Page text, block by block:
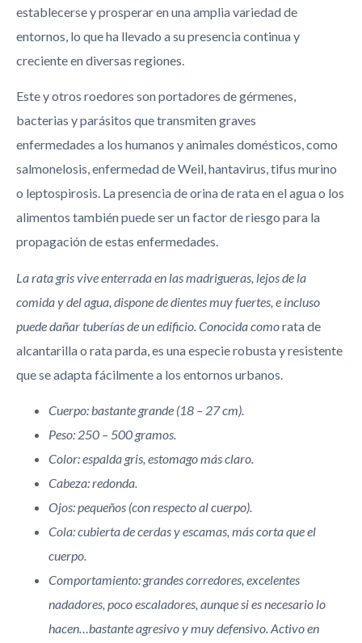
establecerse y prosperar en una amplia variedad de
entornos, lo que ha llevado a su presencia continua y
creciente en diversas regiones.
Este y otros roedores son portadores de gérmenes,
bacterias y parásitos que transmiten graves
enfermedades a los humanos y animales domésticos, como
salmonelosis, enfermedad de Weil, hantavirus, tifus murino
o leptospirosis. La presencia de orina de rata en el agua o los
alimentos también puede ser un factor de riesgo para la
propagación de estas enfermedades.
La rata gris vive enterrada en las madrigueras, lejos de la
comida y del agua, dispone de dientes muy fuertes, e incluso
puede dañar tuberías de un edificio. Conocida comorata de
alcantarilla o rata parda, es una especie robusta y resistente
que se adapta fácilmente a los entornos urbanos.
Cuerpo: bastante grande (18 – 27 cm).
Peso: 250 – 500 gramos.
Color: espalda gris, estomago más claro.
Cabeza: redonda.
Ojos: pequeños (con respecto al cuerpo).
Cola: cubierta de cerdas y escamas, más corta que el
cuerpo.
Comportamiento: grandes corredores, excelentes
nadadores, pocoescaladores, aunque si es necesario lo
hacen…bastante agresivo y muydefensivo. Activo en